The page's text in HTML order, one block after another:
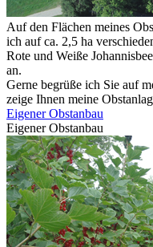
Auf den Flächen meines
ich auf ca. 2,5 ha
Rote und Weiße
an.
Gerne begrüße ich Sie auf
zeige Ihnen meine
Eigener Obstanbau
Eigener Obstanbau